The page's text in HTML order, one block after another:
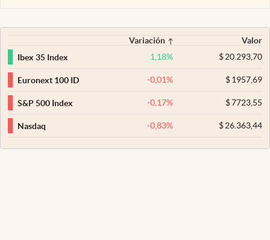
Variación
Valor
Ibex 35 Index
1,18% $20.293,70
Euronext 100 ID -0,01% $1957,69
S&P 500 Index -0,17% $7723,55
Nasdaq -0,83% $26.363,44